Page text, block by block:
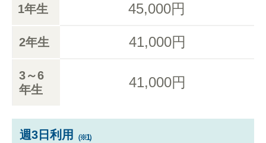
1年生 45,000円
2年生 41,000円
3～6
年生
41,000円
週3日利用 （※1）